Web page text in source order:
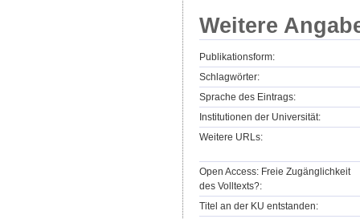
Weitere
Publikationsform:
Schlagwörter:
Sprache des Eintrags:
Institutionen der Universität:
Weitere URLs:
Open Access: Freie Zugänglichkeit
des Volltexts?:
Titel an der KU entstanden: